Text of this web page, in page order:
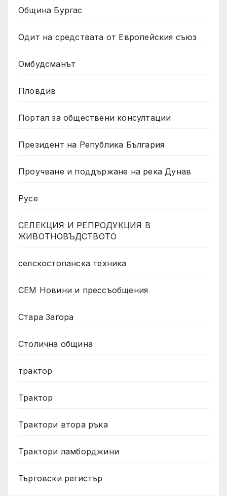
Община Бургас
Одит на средствата от Европейския съюз
Омбудсманът
Пловдив
Портал за обществени консултации
Президент на Република България
Проучване и поддържане на река Дунав
Русе
СЕЛЕКЦИЯ И РЕПРОДУКЦИЯ В
ЖИВОТНОВЪДСТВОТО
селскостопанска техника
СЕМ Новини и прессъобщения
Стара Загора
Столична община
трактор
Трактор
Трактори втора ръка
Трактори ламборджини
Търговски регистър